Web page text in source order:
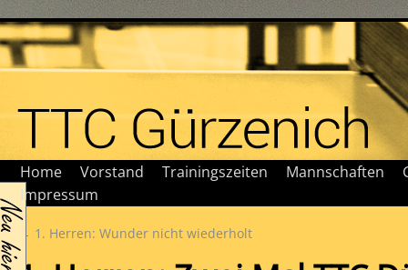
Home Vorstand Trainingszeiten Mannschaften
Impressum
← 1. Herren: Wunder nicht wiederholt